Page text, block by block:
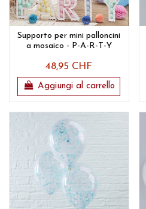
Supporto per mini palloncini
a mosaico - P-A-R-T-Y
48,95 CHF
Aggiungi al carrello